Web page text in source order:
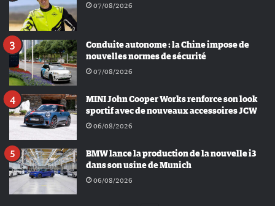
07/08/2026
Conduite autonome : la Chine impose de
nouvelles normes de sécurité
07/08/2026
MINI John Cooper Works renforce son look
sportif avec de nouveaux accessoires JCW
06/08/2026
BMW lance la production de la nouvelle i3
dans son usine de Munich
06/08/2026